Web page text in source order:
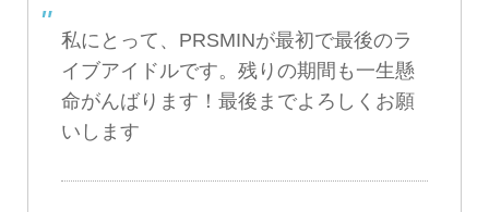
私にとって、PRSMINが最初で最後のラ
イブアイドルです。残りの期間も一生懸
命がんばります！最後までよろしくお願
いします